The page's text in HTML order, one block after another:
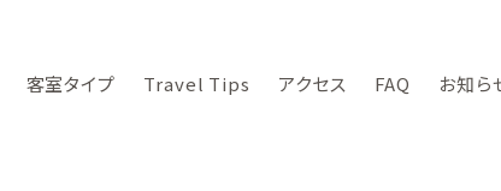
客室タイプ Travel Tips アクセス FAQ お知ら